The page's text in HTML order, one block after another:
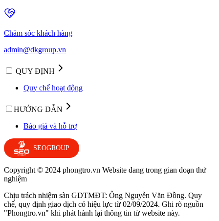
Chăm sóc khách hàng
admin@dkgroup.vn
QUY ĐỊNH
Quy chế hoạt động
HƯỚNG DẪN
Báo giá và hỗ trợ
SEOGROUP
Copyright © 2024 phongtro.vn Website đang trong gian đoạn thử
nghiệm
Chịu trách nhiệm sàn GDTMĐT: Ông Nguyễn Văn Đồng. Quy
chế, quy định giao dịch có hiệu lực từ 02/09/2024. Ghi rõ nguồn
"Phongtro.vn" khi phát hành lại thông tin từ website này.